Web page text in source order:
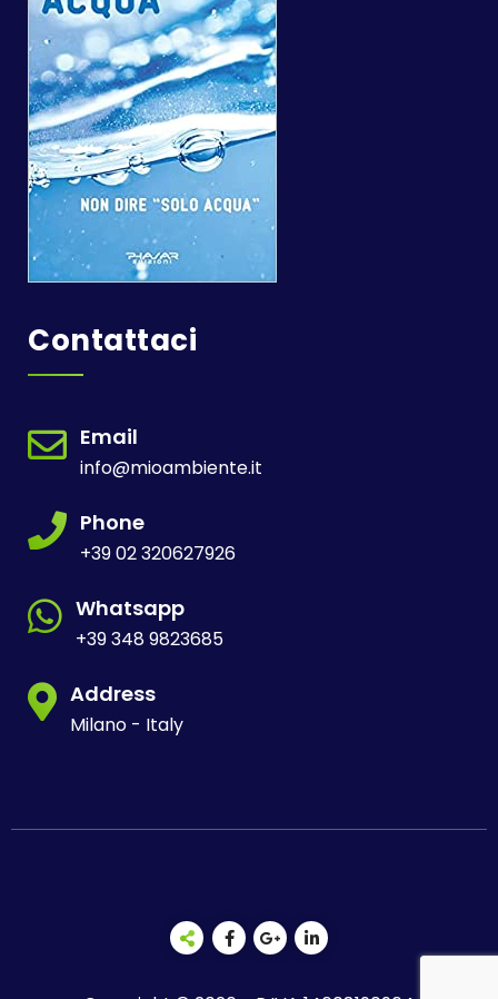
Contattaci
Email
info@mioambiente.it
Phone
+39 02 320627926
Whatsapp
+39 348 9823685
Address
Milano - Italy